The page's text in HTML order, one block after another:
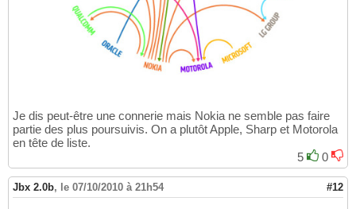
Je dis peut-être une connerie mais Nokia ne semble pas faire
partie des plus poursuivis. On a plutôt Apple, Sharp et Motorola
en tête de liste.
5
0
Jbx 2.0b, le 07/10/2010 à 21h54 #12